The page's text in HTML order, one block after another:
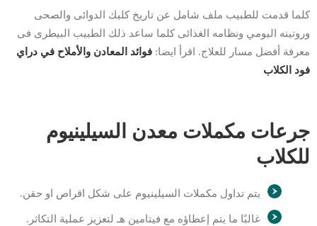
كلما قدمت للطبيب ملف شامل عن تاريخ كلبك الدوائى والصحى
وروتينه اليومي ونظامه الغذائى كلما ساعد ذلك الطبيب البيطرى فى
معرفة أفضل مسار للعلاج. اقرأ ايضا: فوائد المعادن والأملاح في دراي
فود الكلاب
جرعات مكملات معدن السيلينيوم
للكلاب
يتم تداول مكملات السيلينيوم على شكل اقراص او حقن.
غالبًا ما يتم إعطاؤه مع فيتامين هـ لتعزيز عملية التكاثر.